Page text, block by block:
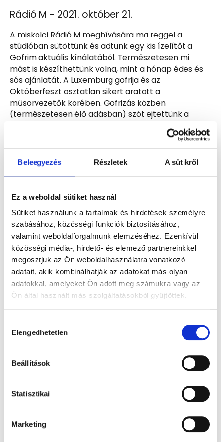
Beleegyezés Részletek A sütikről
Ez a weboldal sütiket használ
Sütiket használunk a tartalmak és hirdetések személyre
szabásához, közösségi funkciók biztosításához,
valamint weboldalforgalmunk elemzéséhez. Ezenkívül
közösségi média-, hirdető- és elemező partnereinkkel
megosztjuk az Ön weboldalhasználatra vonatkozó
adatait, akik kombinálhatják az adatokat más olyan
adatokkal, amelyeket Ön adott meg számukra vagy az
Ön által használt más szolgáltatásokból gyűjtöttek.
kiválasztása
Elengedhetetlen
Beállítások
Statisztikai
Marketing
Rádió M - 2021. október 21.
A miskolci Rádió M meghívására ma reggel a
stúdióban sütöttünk és adtunk egy kis ízelítőt a
Gofrim aktuális kínálatából. Természetesen mi
mást is készíthettünk volna, mint a hónap édes és
sós ajánlatát. A Luxemburg gofrija és az
Októberfeszt osztatlan sikert aratott a
műsorvezetők körében. Gofrizás közben
(természetesen élő adásban) szót ejtettünk a
Gofrim születéséről, az országosan is egyedi és
különleges kínálatról, a Gofrim nyújtotta franchise
üzleti lehetőségről. A gofritészta receptje is szóba
került, de erről nem sikerült a huncut
morzsáig elfogyott.